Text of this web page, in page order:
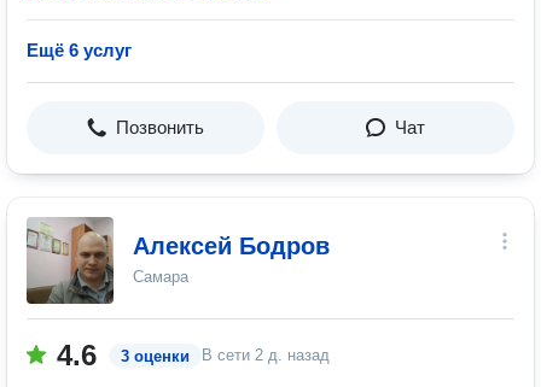
Ещё 6 услуг
Позвонить Чат
Алексей Бодров
Самара
4.6 3 оценки В сети 2 д. назад